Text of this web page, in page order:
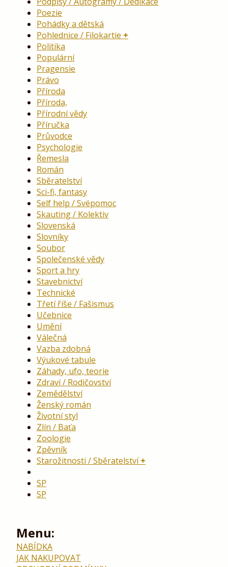
Poezie
Pohádky a dětská
Pohlednice / Filokartie
Politika
Populární
Pragensie
Právo
Příroda
Příroda,
Přírodní vědy
Příručka
Průvodce
Psychologie
Řemesla
Román
Sběratelství
Sci-fi, fantasy
Self help / Svépomoc
Skauting / Kolektiv
Slovenská
Slovníky
Soubor
Společenské vědy
Sport a hry
Stavebnictví
Technické
Třetí říše / Fašismus
Učebnice
Umění
Válečná
Vazba zdobná
Výukové tabule
Záhady, ufo, teorie
Zdraví / Rodičovství
Zemědělství
Ženský román
Životní styl
Zlín / Baťa
Zoologie
Zpěvník
Starožitnosti / Sběratelství
SP
SP
Menu:
NABÍDKA
JAK NAKUPOVAT